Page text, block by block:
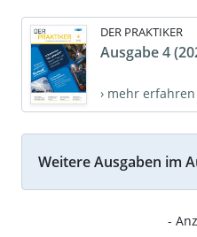
DER PRAKTIKER
Ausgabe 4
› mehr erfahren
Weitere Ausgaben im
-